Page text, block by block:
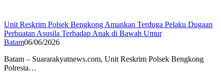
Unit Reskrim Polsek Bengkong Amankan Terduga Pelaku Dugaan
Perbuatan Asusila Terhadap Anak di Bawah Umur
Batam06/06/2026
Batam – Suararakyatnews.com, Unit Reskrim Polsek Bengkong
Polresta…